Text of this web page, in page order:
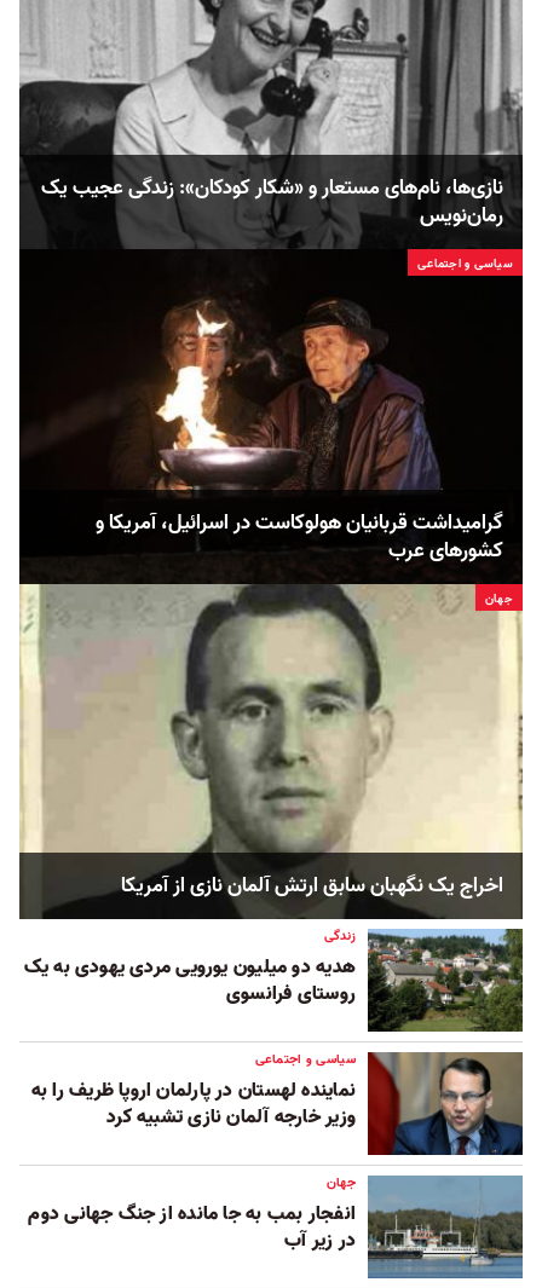
نازی‌ها، نام‌های مستعار و «شکار کودکان»: زندگی عجیب یک
رمان‌نویس
سیاسی و اجتماعی
گرامیداشت قربانیان هولوکاست در اسرائیل، آمریکا و
کشورهای عرب
جهان
اخراج یک نگهبان سابق ارتش آلمان نازی از آمریکا
زندگی
هدیه دو میلیون یورویی مردی یهودی به یک
روستای فرانسوی
سیاسی و اجتماعی
نماینده لهستان در پارلمان اروپا ظریف را به
وزیر خارجه آلمان نازی تشبیه کرد
جهان
انفجار بمب به جا مانده از جنگ جهانی دوم
در زیر آب